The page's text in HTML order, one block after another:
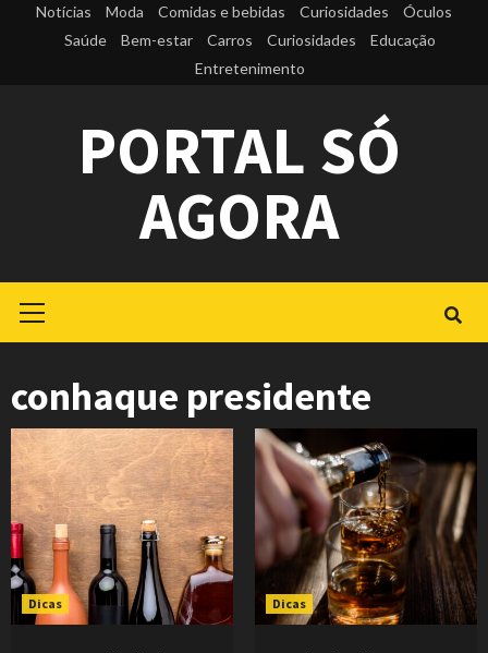
Notícias Moda Comidas e bebidas Curiosidades
Óculos
Saúde
Bem-estar Carros Curiosidades
Educação
Entretenimento
PORTAL SÓ
AGORA
Menu
conhaque presidente
Dicas Dicas